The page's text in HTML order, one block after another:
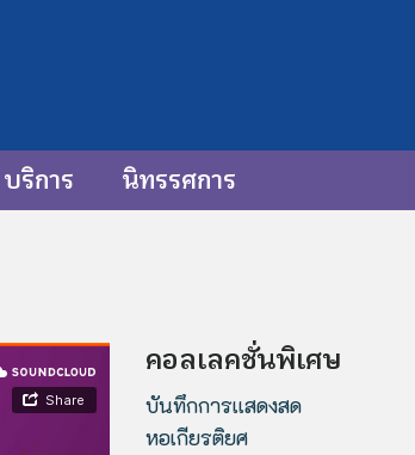
บริการ นิทรรศการ
คอลเลคชั่นพิเศษ
บันทึกการแสดงสด
หอเกียรติยศ